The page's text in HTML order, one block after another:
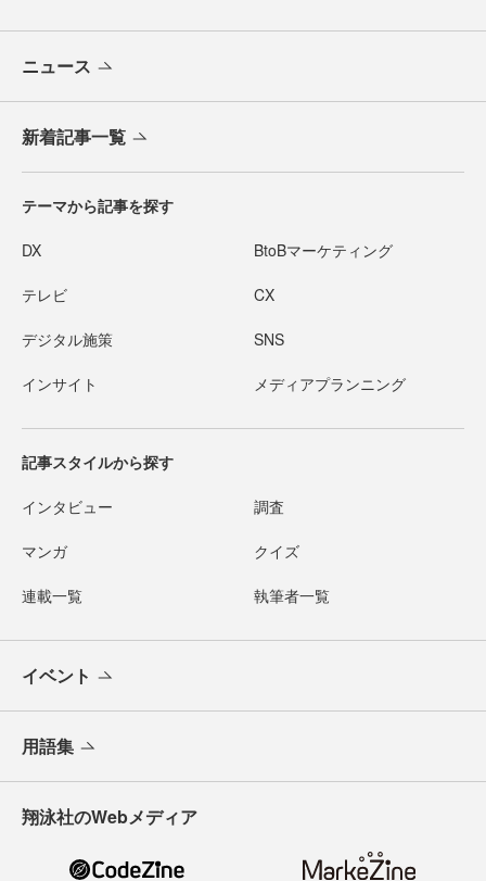
ニュース
新着記事一覧
テーマから記事を探す
DX BtoBマーケティング
テレビ CX
デジタル施策 SNS
インサイト メディアプランニング
記事スタイルから探す
インタビュー 調査
マンガ クイズ
連載一覧 執筆者一覧
イベント
用語集
翔泳社のWebメディア